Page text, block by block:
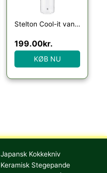
Stelton Cool-it vandkaraffel, 1,5 liter, rosa
199.00kr.
KØB NU
Japansk Kokkekniv
Keramisk Stegepande